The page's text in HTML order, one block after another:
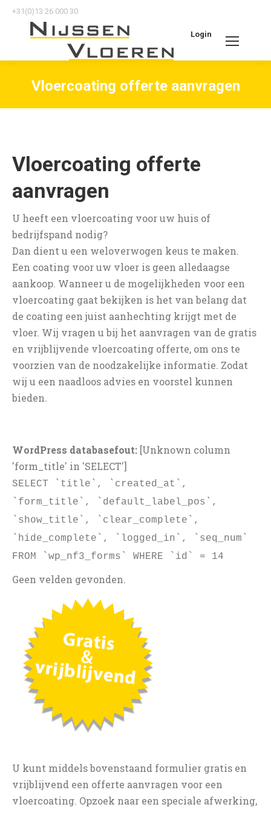
+31(0)13 26 000 30
Login
Search:
Vloercoating offerte aanvragen
Vloercoating offerte
aanvragen
U heeft een vloercoating voor uw huis of
bedrijfspand nodig?
Dan dient u een weloverwogen keus te maken.
Een coating voor uw vloer is geen alledaagse
aankoop. Wanneer u de mogelijkheden voor een
vloercoating gaat bekijken is het van belang dat
de coating een juist aanhechting krijgt met de
vloer. Wij vragen u bij het aanvragen van de gratis
en vrijblijvende vloercoating offerte, om ons te
voorzien van de noodzakelijke informatie. Zodat
wij u een naadloos advies en voorstel kunnen
bieden.
WordPress databasefout: [Unknown column
'form_title' in 'SELECT']
SELECT `title`, `created_at`,
`form_title`, `default_label_pos`,
`show_title`, `clear_complete`,
`hide_complete`, `logged_in`, `seq_num`
FROM `wp_nf3_forms` WHERE `id` = 14
Geen velden gevonden.
U kunt middels bovenstaand formulier gratis en
vrijblijvend een offerte aanvragen voor een
vloercoating. Opzoek naar een speciale afwerking,